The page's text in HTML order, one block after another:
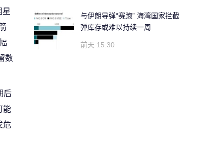
星
数
后
能
危
与伊朗导弹“赛跑” 海湾国家拦截
弹库存或难以持续一周
前天 15:30